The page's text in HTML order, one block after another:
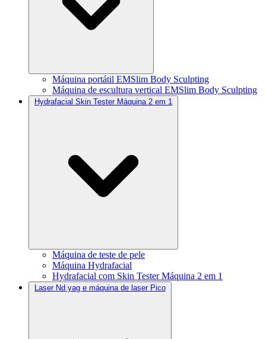
Máquina portátil EMSlim Body Sculpting
Máquina de escultura vertical EMSlim Body Sculpting
Hydrafacial Skin Tester Máquina 2 em 1
Máquina de teste de pele
Máquina Hydrafacial
Hydrafacial com Skin Tester Máquina 2 em 1
Laser Nd yag e máquina de laser Pico